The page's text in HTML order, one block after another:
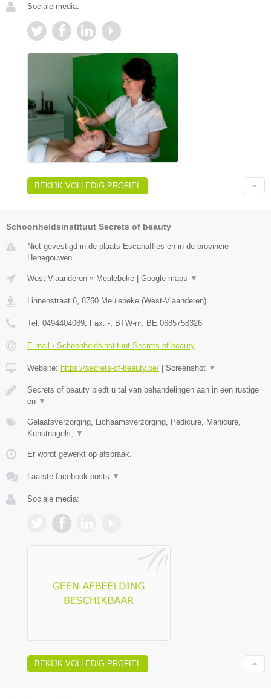
Sociale media:
BEKIJK VOLLEDIG PROFIEL
Schoonheidsinstituut Secrets of beauty
Niet gevestigd in de plaats Escanaffles en in de provincie
Henegouwen.
West-Vlaanderen » Meulebeke | Google maps ▼
Linnenstraat 6 8760 Meulebeke (West-Vlaanderen)
Tel: 0494404089 , Fax: - , BTW-nr: BE 0685758326
E-mail › Schoonheidsinstituut Secrets of beauty
Website: https://secrets-of-beauty.be/ | Screenshot ▼
Secrets of beauty biedt u tal van behandelingen aan in een rustige
en ▼
Gelaatsverzorging, Lichaamsverzorging, Pedicure, Manicure,
Kunstnagels,
▼
Er wordt gewerkt op afspraak.
Laatste facebook posts ▼
Sociale media:
BEKIJK VOLLEDIG PROFIEL